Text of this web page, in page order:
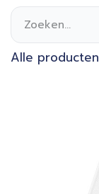
Alle producten